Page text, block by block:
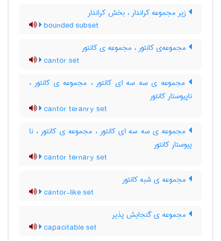
زیر مجموعه کراندار ، بخش کراندار
bounded subset
مجموعه‌ی کانتور ، مجموعه ی کانتور
cantor set
مجموعه ی سه سه ای کانتور ، مجموعه ی کانتور ،
ناپیوستار کانتور
cantor teranry set
مجموعه ی سه سه ای کانتور ، مجموعه ی کانتور ، نا
پیوستار کانتور
cantor ternary set
مجموعه ی شبه کانتور
cantor-like set
مجموعه ی گنجایش پذیر
capacitable set